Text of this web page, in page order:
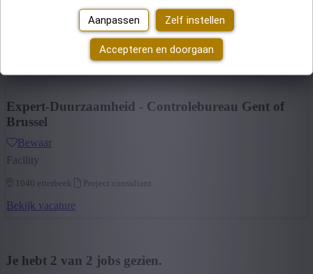
Aanpassen Zelf instellen
Accepteren en doorgaan
Brussels Hoofdstedelijk Gewest(2)
- Toon minder
+ Toon meer - Toon minder
Vaste job
Expert-Duurzaamheid - Controlebureau Gent of
Brussel
Bewaar
Facility
1040 etterbeek Project consultant
Bekijk vacature
Je hebt 2 van 2 jobs gezien.